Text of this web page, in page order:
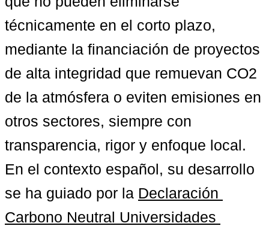
técnicamente en el corto plazo,
mediante la financiación de proyectos
de alta integridad que remuevan CO2
de la atmósfera o eviten emisiones en
otros sectores, siempre con
transparencia, rigor y enfoque local.
En el contexto español, su desarrollo
se ha guiado por la Declaración
Carbono Neutral Universidades